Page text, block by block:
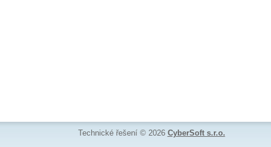
Technické řešení © 2026 CyberSoft s.r.o.